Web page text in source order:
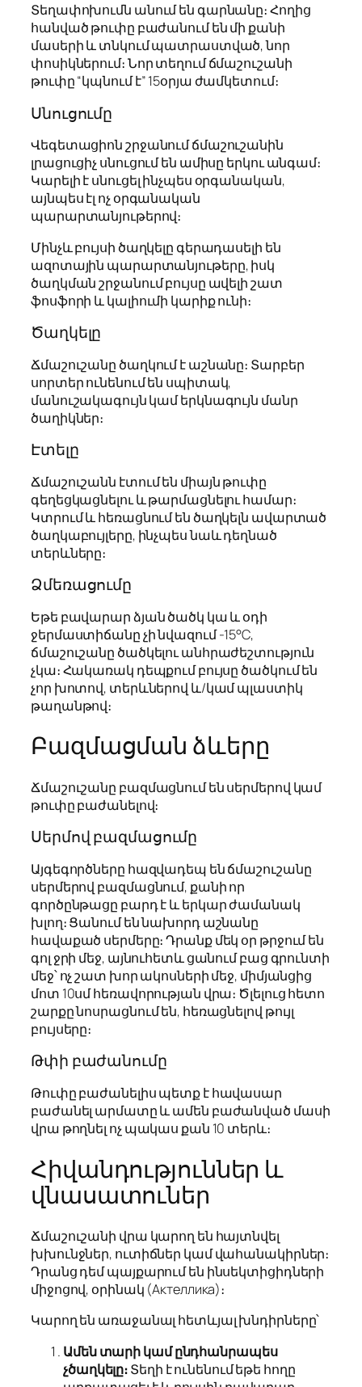
Տեղափոխումն անում են գարնանը։ Հողից
հանված թուփը բաժանում են մի քանի
մասերի և տնկում պատրաստված, նոր
փոսիկներում։ Նոր տեղում ճմաշուշանի
թուփը “կպնում է” 15օրյա ժամկետում։
Սնուցումը
Վեգետացիոն շրջանում ճմաշուշանին
լրացուցիչ սնուցում են ամիսը երկու անգամ։
Կարելի է սնուցել ինչպես օրգանական,
այնպես էլ ոչ օրգանական
պարարտանյութերով։
Մինչև բույսի ծաղկելը գերադասելի են
ազոտային պարարտանյութերը, իսկ
ծաղկման շրջանում բույսը ավելի շատ
ֆոսֆորի և կալիումի կարիք ունի։
Ծաղկելը
Ճմաշուշանը ծաղկում է աշնանը։ Տարբեր
սորտեր ունենում են սպիտակ,
մանուշակագույն կամ երկնագույն մանր
ծաղիկներ։
Էտելը
Ճմաշուշանն էտում են միայն թուփը
գեղեցկացնելու և թարմացնելու համար։
Կտրում և հեռացնում են ծաղկելն ավարտած
ծաղկաբույլերը, ինչպես նաև դեղնած
տերևները։
Ձմեռացումը
Եթե բավարար ձյան ծածկ կա և օդի
ջերմաստիճանը չի նվազում -15°C,
ճմաշուշանը ծածկելու անհրաժեշտություն
չկա։ Հակառակ դեպքում բույսը ծածկում են
չոր խոտով, տերևներով և/կամ պլաստիկ
թաղանթով։
Բազմացման ձևերը
Ճմաշուշանը բազմացնում են սերմերով կամ
թուփը բաժանելով։
Սերմով բազմացումը
Այգեգործները հազվադեպ են ճմաշուշանը
սերմերով բազմացնում, քանի որ
գործընթացը բարդ է և երկար ժամանակ
խլող։ Ցանում են նախորդ աշնանը
հավաքած սերմերը։ Դրանք մեկ օր թրջում են
գոլ ջրի մեջ, այնուհետև ցանում բաց գրունտի
մեջ՝ ոչ շատ խոր ակոսների մեջ, միմյանցից
մոտ 10սմ հեռավորության վրա։ Ծլելուց հետո
շարքը նոսրացնում են, հեռացնելով թույլ
բույսերը։
Թփի բաժանումը
Թուփը բաժանելիս պետք է հավասար
բաժանել արմատը և ամեն բաժանված մասի
վրա թողնել ոչ պակաս քան 10 տերև։
Հիվանդություններ և
վնասատուներ
Ճմաշուշանի վրա կարող են հայտնվել
խխունջներ, ուտիճներ կամ վահանակիրներ։
Դրանց դեմ պայքարում են ինսեկտիցիդների
միջոցով, օրինակ (Актеллика)։
Կարող են առաջանալ հետևյալ խնդիրները՝
Ամեն տարի կամ ընդհանրապես
չծաղկելը։Տեղի է ունենում եթե հողը